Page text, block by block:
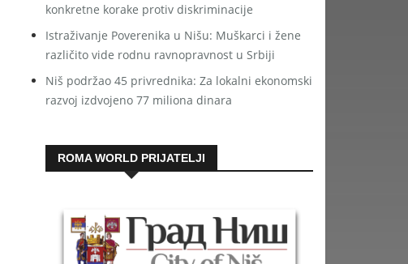
konkretne korake protiv diskriminacije
Istraživanje Poverenika u Nišu: Muškarci i žene
različito vide rodnu ravnopravnost u Srbiji
Niš podržao 45 privrednika: Za lokalni ekonomski
razvoj izdvojeno 77 miliona dinara
ROMA WORLD PRIJATELJI